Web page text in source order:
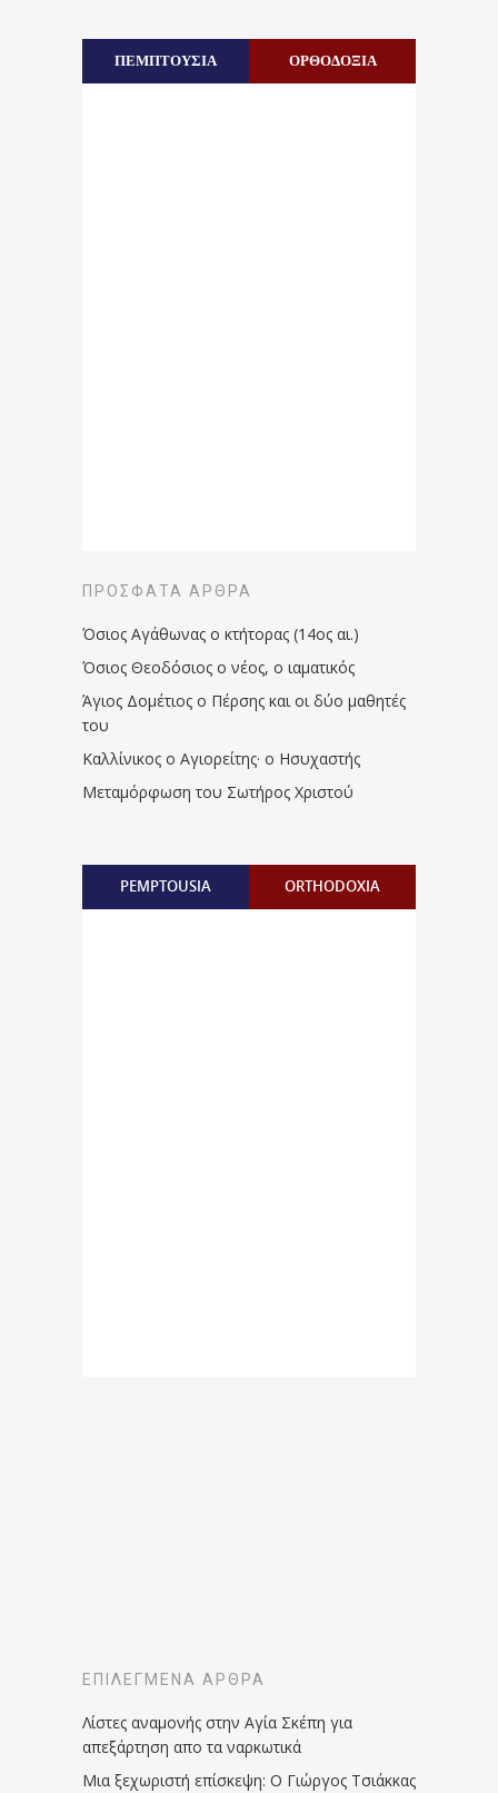
ΠΕΜΠΤΟΥΣΙΑ ΟΡΘΟΔΟΞΙΑ
ΠΡΌΣΦΑΤΑ ΆΡΘΡΑ
Όσιος Αγάθωνας ο κτήτορας (14ος αι.)
Όσιος Θεοδόσιος ο νέος, ο ιαματικός
Άγιος Δομέτιος ο Πέρσης και οι δύο μαθητές
του
Καλλίνικος ο Αγιορείτης · ο Ησυχαστής
Μεταμόρφωση του Σωτήρος Χριστού
PEMPTOUSIA ORTHODOXIA
ΕΠΙΛΕΓΜΈΝΑ ΆΡΘΡΑ
Λίστες αναμονής στην Αγία Σκέπη για
απεξάρτηση απο τα ναρκωτικά
Μια ξεχωριστή επίσκεψη: Ο Γιώργος Τσιάκκας